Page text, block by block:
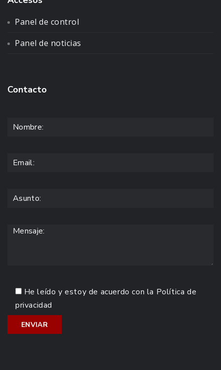
Panel de control
Panel de noticias
Contacto
He leído y estoy de acuerdo con la Política de
privacidad